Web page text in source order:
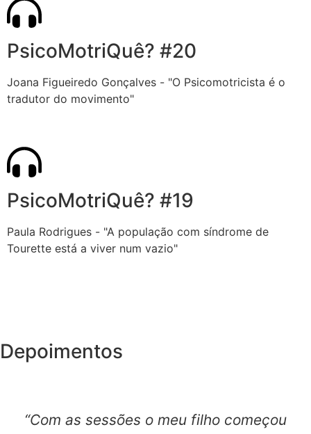
PsicoMotriQuê? #20
Joana Figueiredo Gonçalves - "O Psicomotricista é o
tradutor do movimento"
PsicoMotriQuê? #19
Paula Rodrigues - "A população com síndrome de
Tourette está a viver num vazio"
Depoimentos
“Com as sessões o meu filho começou